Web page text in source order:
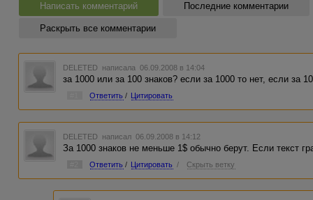
Написать комментарий Последние комментарии
Раскрыть все комментарии
DELETED написала 06.09.2008 в 14:04
за 1000 или за 100 знаков? если за 1000 то нет, если за
Ответить / Цитировать
DELETED написал 06.09.2008 в 14:12
За 1000 знаков не меньше 1$ обычно берут. Если текст
Ответить / Цитировать / Скрыть ветку